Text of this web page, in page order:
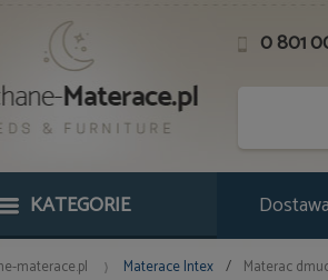
0 801
KATEGORIE
materace.pl Materace Intex / Materac